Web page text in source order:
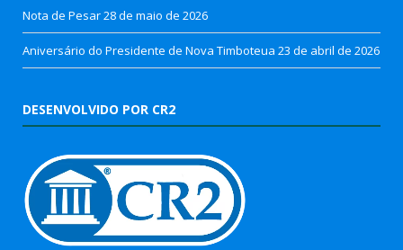
Nota de Pesar28 de maio de 2026
Aniversário do Presidente de Nova Timboteua 23 de abril de 2026
DESENVOLVIDO POR CR2